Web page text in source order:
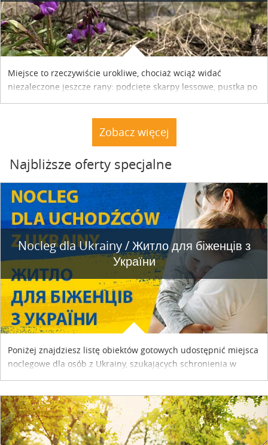
Miejsce to rzeczywiście urokliwe, chociaż wciąż widać
niezaleczone jeszcze rany: podcięte skarpy lessowe, pustka po
dacze. Nie stoją. A natura powoli dochodzi do siebie.
Zobacz więcej
Najbliższe oferty specjalne
Nocleg dla Ukrainy / Житло для бiженцiв з
України
Poniżej znajdziesz listę obiektów gotowych udostępnić miejsca
noclegowe dla osób z Ukrainy, szukających schronienia w